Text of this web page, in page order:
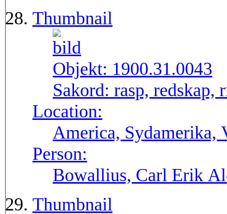
Thumbnail
Objekt: 1900.31.0043
Sakord: rasp, redskap,
Location:
America, Sydamerika,
Person:
Bowallius, Carl Erik
Thumbnail